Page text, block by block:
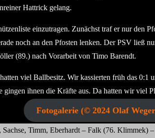
Hattrick gelang.
einzutragen. Zunächst traf er nur den
noch an den Pfosten lenken. Der PSV
(89.) nach Vorarbeit von Timo Barendt.
viel Ballbesitz. Wir kassierten früh das
ihnen die Kräfte aus. Da hatten wir viel
Fotogalerie (© 2024 Olaf
Timm, Eberhardt – Falk (76.